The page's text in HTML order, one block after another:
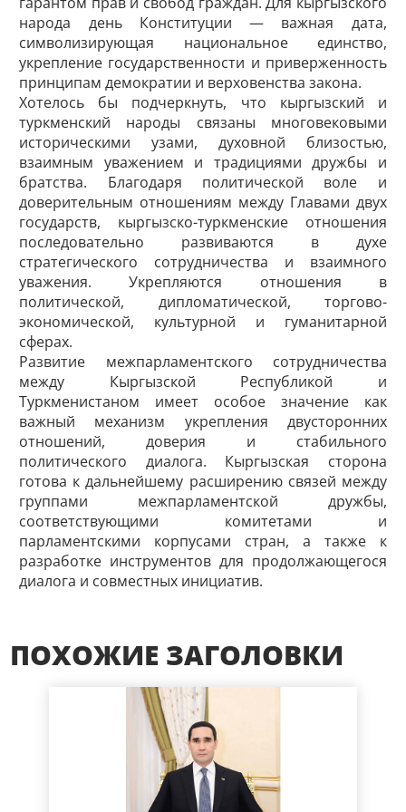
народа день Конституции — важная дата,
символизирующая национальное единство,
укрепление государственности и приверженность
принципам демократии и верховенства закона.
Хотелось бы подчеркнуть, что кыргызский и
туркменский народы связаны многовековыми
историческими узами, духовной близостью,
взаимным уважением и традициями дружбы и
братства. Благодаря политической воле и
доверительным отношениям между Главами двух
государств, кыргызско-туркменские отношения
последовательно развиваются в духе
стратегического сотрудничества и взаимного
уважения. Укрепляются отношения в
политической, дипломатической, торгово-
экономической, культурной и гуманитарной
сферах.
Развитие межпарламентского сотрудничества
между Кыргызской Республикой и
Туркменистаном имеет особое значение как
важный механизм укрепления двусторонних
отношений, доверия и стабильного
политического диалога. Кыргызская сторона
готова к дальнейшему расширению связей между
группами межпарламентской дружбы,
соответствующими комитетами и
парламентскими корпусами стран, а также к
разработке инструментов для продолжающегося
диалога и совместных инициатив.
ПОХОЖИЕ ЗАГОЛОВКИ